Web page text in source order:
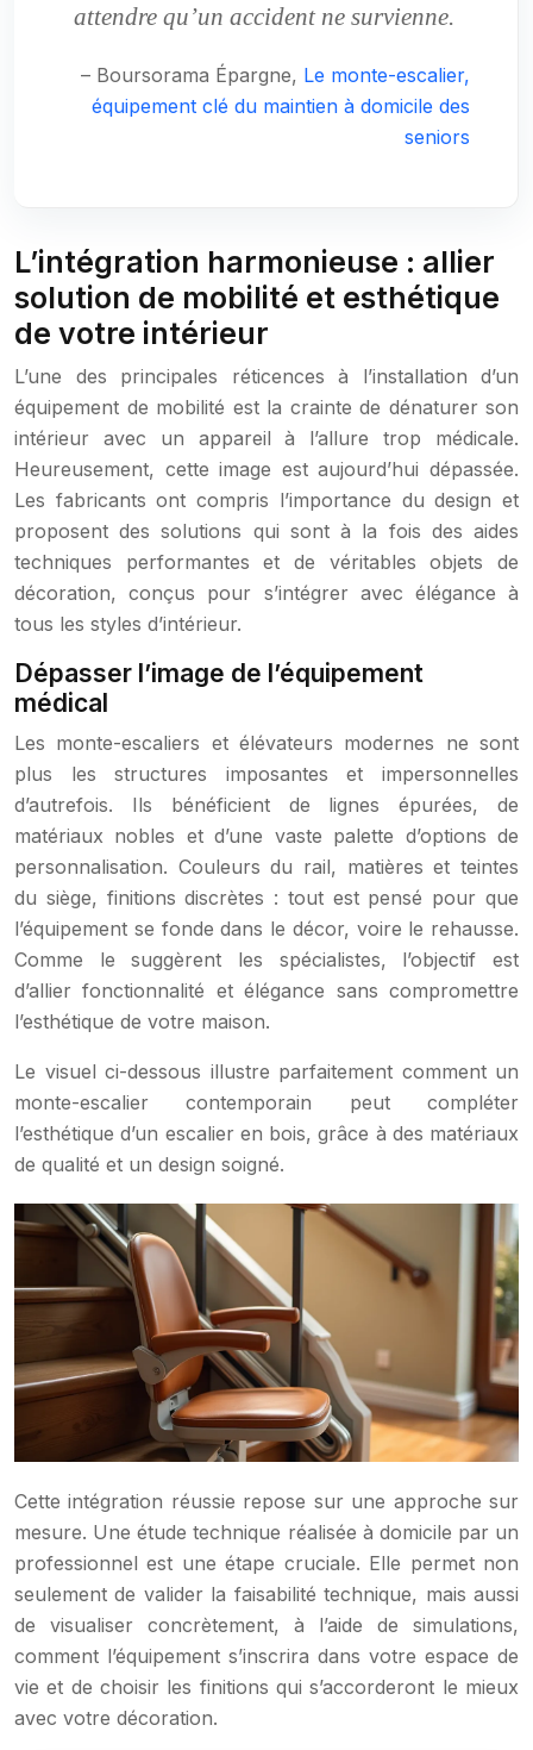
attendre qu’un accident ne survienne.
– Boursorama Épargne, Le monte-escalier,
équipement clé du maintien à domicile des
seniors
L’intégration harmonieuse : allier
solution de mobilité et esthétique
de votre intérieur
L’une des principales réticences à l’installation d’un
équipement de mobilité est la crainte de dénaturer son
intérieur avec un appareil à l’allure trop médicale.
Heureusement, cette image est aujourd’hui dépassée.
Les fabricants ont compris l’importance du design et
proposent des solutions qui sont à la fois des aides
techniques performantes et de véritables objets de
décoration, conçus pour s’intégrer avec élégance à
tous les styles d’intérieur.
Dépasser l’image de l’équipement
médical
Les monte-escaliers et élévateurs modernes ne sont
plus les structures imposantes et impersonnelles
d’autrefois. Ils bénéficient de lignes épurées, de
matériaux nobles et d’une vaste palette d’options de
personnalisation. Couleurs du rail, matières et teintes
du siège, finitions discrètes : tout est pensé pour que
l’équipement se fonde dans le décor, voire le rehausse.
Comme le suggèrent les spécialistes, l’objectif est
d’allier fonctionnalité et élégance sans compromettre
l’esthétique de votre maison.
Le visuel ci-dessous illustre parfaitement comment un
monte-escalier contemporain peut compléter
l’esthétique d’un escalier en bois, grâce à des matériaux
de qualité et un design soigné.
Cette intégration réussie repose sur une approche sur
mesure. Une étude technique réalisée à domicile par un
professionnel est une étape cruciale. Elle permet non
seulement de valider la faisabilité technique, mais aussi
de visualiser concrètement, à l’aide de simulations,
comment l’équipement s’inscrira dans votre espace de
vie et de choisir les finitions qui s’accorderont le mieux
avec votre décoration.